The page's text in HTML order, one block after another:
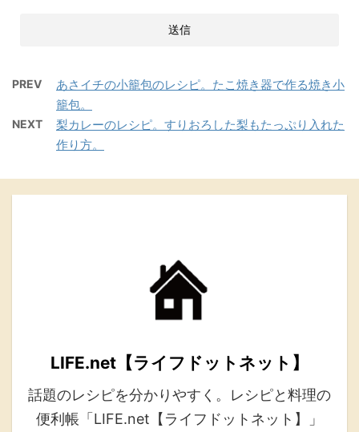
PREV
あさイチの小籠包のレシピ。たこ焼き器で作る焼き小
籠包。
NEXT
梨カレーのレシピ。すりおろした梨もたっぷり入れた
作り方。
LIFE.net【ライフドットネット】
話題のレシピを分かりやすく。レシピと料理の
便利帳「LIFE.net【ライフドットネット】」